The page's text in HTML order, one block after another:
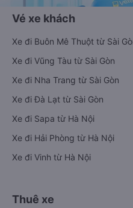
Vé xe khách
Xe đi Buôn Mê Thuột từ Sài
Xe đi Vũng Tàu từ Sài Gòn
Xe đi Nha Trang từ Sài Gòn
Xe đi Đà Lạt từ Sài Gòn
Xe đi Sapa từ Hà Nội
Xe đi Hải Phòng từ Hà Nội
Xe đi Vinh từ Hà Nội
Thuê xe